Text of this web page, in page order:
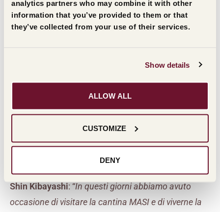
analytics partners who may combine it with other
information that you’ve provided to them or that
they’ve collected from your use of their services.
Show details
ALLOW ALL
CUSTOMIZE
DENY
in grado di trasmettere emozioni ai lettori in modo
semplice e comprensibile. Grazie al successo del
trasmettere le meraviglie del vino a molte persone in
svolgere un ruolo di divulgatori della cultura del vino.
Consideriamo questo premio come incoraggiamento
a proseguire e portare avanti con impegno il nostro
ruolo di ambasciatori per condividere il fascino del
Shin Kibayashi: “In questi giorni abbiamo avuto
occasione di visitare la cantina MASI e di viverne la